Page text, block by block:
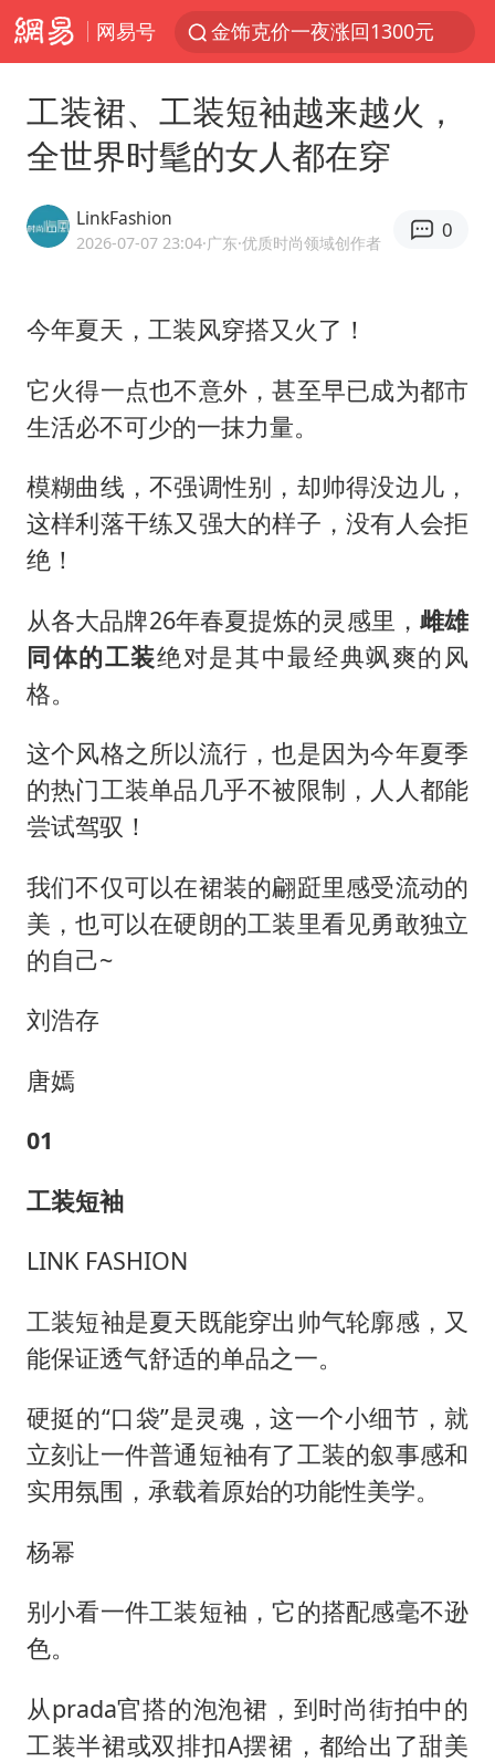
网易号
金饰克价一夜涨回1300元
“六爷”挂一颗出场
牛津大学一纸声明甩不了锅
香港宏福苑火灾或由烟头引起
浙江台州《告全体市民书》
郑丽文：台湾从来没有“独立”过
网传《披荆斩棘2026》名单
工装裙、工装短袖越来越火，
全世界时髦的女人都在穿
LinkFashion
2026-07-07 23:04·广东·优质时尚领域创作者
0
今年夏天，工装风穿搭又火了！
它火得一点也不意外，甚至早已成为都市
生活必不可少的一抹力量。
模糊曲线，不强调性别，却帅得没边儿，
这样利落干练又强大的样子，没有人会拒
绝！
从各大品牌26年春夏提炼的灵感里， 雌雄
同体的工装绝对是其中最经典飒爽的风
格。
这个风格之所以流行，也是因为今年夏季
的热门工装单品几乎不被限制，人人都能
尝试驾驭！
我们不仅可以在裙装的翩跹里感受流动的
美，也可以在硬朗的工装里看见勇敢独立
的自己~
刘浩存
唐嫣
01
工装短袖
LINK FASHION
工装短袖是夏天既能穿出帅气轮廓感，又
能保证透气舒适的单品之一。
硬挺的“口袋”是灵魂，这一个小细节，就
立刻让一件普通短袖有了工装的叙事感和
实用氛围，承载着原始的功能性美学。
杨幂
别小看一件工装短袖，它的搭配感毫不逊
色。
从prada官搭的泡泡裙，到时尚街拍中的
工装半裙或双排扣A摆裙，都给出了甜美